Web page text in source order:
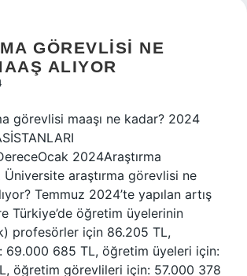
GÖREVLISI NE
ALIYOR
görevlisi maaşı ne kadar? 2024
2024Araştırma
Üniversite araştırma görevlisi ne
Temmuz 2024’te yapılan artış
Türkiye’de öğretim üyelerinin
profesörler için 86.205 TL,
69.000 685 TL, öğretim üyeleri için:
öğretim görevlileri için: 57.000 378